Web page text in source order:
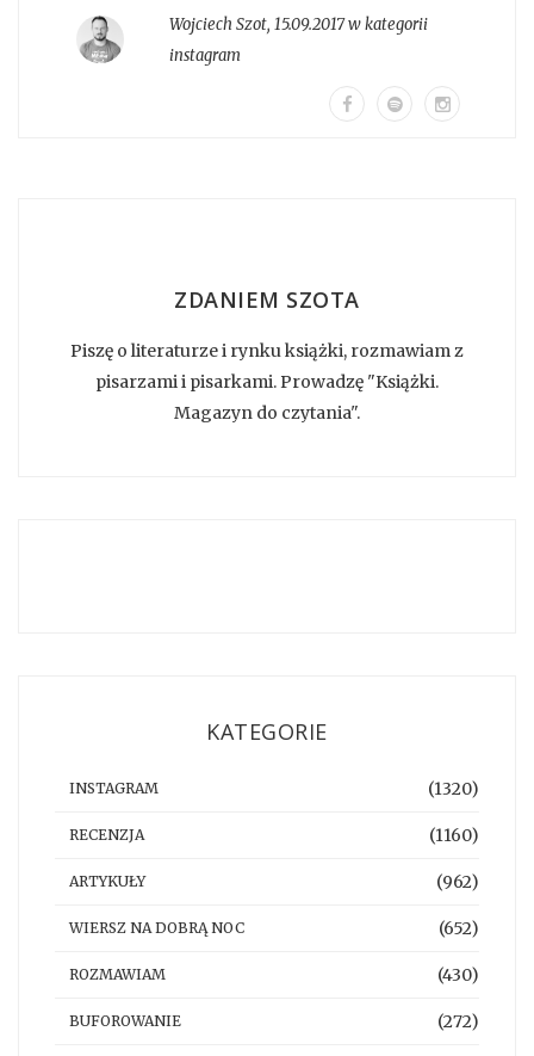
Wojciech Szot, 15.09.2017 w kategorii
instagram
ZDANIEM SZOTA
Piszę o literaturze i rynku książki, rozmawiam z
pisarzami i pisarkami. Prowadzę "Książki.
Magazyn do czytania".
KATEGORIE
INSTAGRAM (1320)
RECENZJA (1160)
ARTYKUŁY (962)
WIERSZ NA DOBRĄ NOC (652)
ROZMAWIAM (430)
BUFOROWANIE (272)